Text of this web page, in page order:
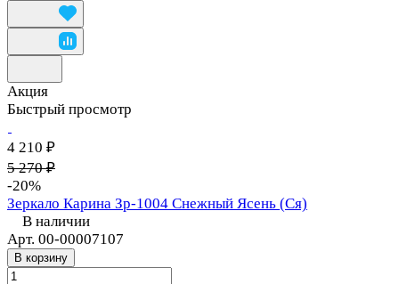
Акция
Быстрый просмотр
4 210 ₽
5 270 ₽
-20%
Зеркало Карина Зр-1004 Снежный Ясень (Ся)
В наличии
Арт. 00-00007107
В корзину